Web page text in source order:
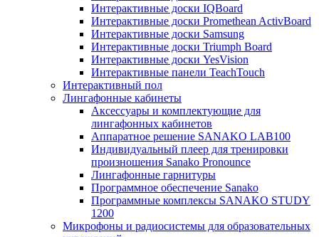
Интерактивные доски IQBoard
Интерактивные доски Promethean ActivBoard
Интерактивные доски Samsung
Интерактивные доски Triumph Board
Интерактивные доски YesVision
Интерактивные панели TeachTouch
Интерактивный пол
Лингафонные кабинеты
Аксессуары и комплектующие для
лингафонных кабинетов
Аппаратное решение SANAKO LAB100
Индивидуальный плеер для тренировки
произношения Sanako Pronounce
Лингафонные гарнитуры
Программное обеспечение Sanako
Программные комплексы SANAKO STUDY
1200
Микрофоны и радиосистемы для образовательных